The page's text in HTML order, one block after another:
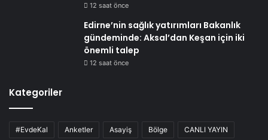
12 saat önce
Edirne’nin sağlık yatırımları Bakanlık
gündeminde: Aksal’dan Keşan için iki
önemli talep
12 saat önce
Kategoriler
#EvdeKal Anketler Asayiş Bölge CANLI YAYIN